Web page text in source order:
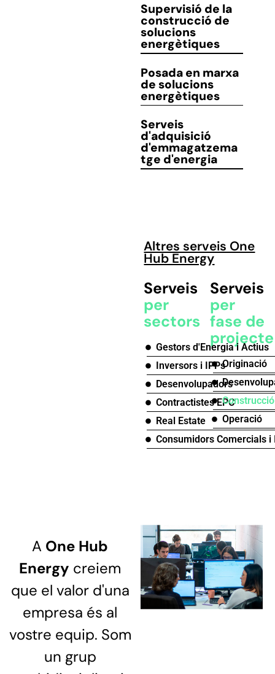
Supervisió de la
construcció de
solucions
energètiques
Posada en marxa
de solucions
energètiques
Serveis
d'adquisició
d'emmagatzema
tge d'energia
Altres serveis One
Hub Energy
Serveis
per
sectors
Gestors d'Energia i Actius
Inversors i IPPs
Desenvolupadors
Contractistes EPC
Real Estate
Consumidors Comercials
Serveis
per
fase de
projecte
Originació
Construcció
Operació
A One Hub
Energy creiem
que el valor d'una
empresa és al
vostre equip. Som
un grup